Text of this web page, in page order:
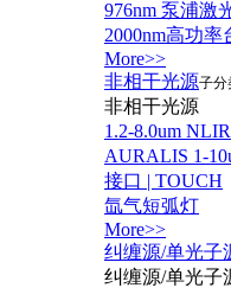
976nm 泵浦激
2000nm高功
More>>
非相干光源子分
非相干光源
1.2-8.0um
AURALIS 1-
接口 | TOUCH
氙气短弧灯
More>>
纠缠源/单光子
纠缠源/单光子